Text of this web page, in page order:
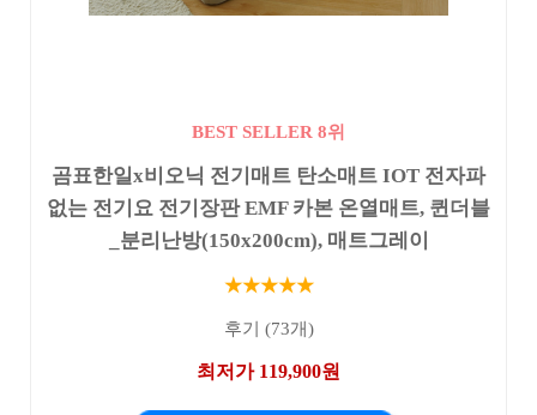
BEST SELLER 8위
곰표한일x비오닉 전기매트 탄소매트 IOT 전자파
없는 전기요 전기장판 EMF 카본 온열매트, 퀸더블
_분리난방(150x200cm), 매트그레이
★★★★★
후기 (73개)
최저가 119,900원